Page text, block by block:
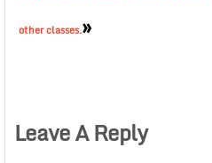
other classes.»
Leave A Reply